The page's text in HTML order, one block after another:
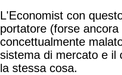
L'Economist con
portatore (forse
concettualmente
sistema di mercato e il
la stessa cosa.